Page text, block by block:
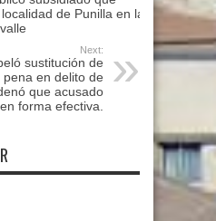
de Punilla en la
Next:
sustitución de
en delito de
que acusado
forma efectiva.